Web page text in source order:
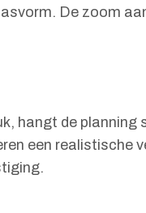
De zoom
hangt de planning
een realistische